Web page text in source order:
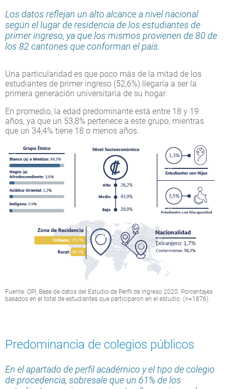
Los datos reflejan un alto alcance a nivel nacional
según el lugar de residencia de los estudiantes de
primer ingreso, ya que los mismos provienen de 80 de
los 82 cantones que conforman el país.
Una particularidad es que poco más de la mitad de los
estudiantes de primer ingreso (52,6%) llegaría a ser la
primera generación universitaria de su hogar.
En promedio, la edad predominante está entre 18 y 19
años, ya que un 53,8% pertenece a este grupo, mientras
que un 34,4% tiene 18 o menos años.
Fuente: OPI, Base de datos del Estudio de Perfil de Ingreso 2020. Porcentajes
basados en el total de estudiantes que participaron en el estudio. (n=1876)
Predominancia de colegios públicos
En el apartado de perfil académico y el tipo de colegio
de procedencia, sobresale que un 61% de los